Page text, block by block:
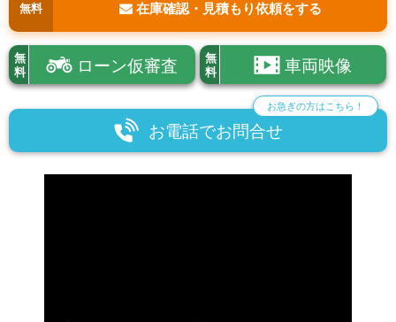
無料 在庫確認・見積もり依頼をする
無
料
ローン仮審査
無
料
車両映像
お電話でお問合せ
お急ぎの方はこちら！